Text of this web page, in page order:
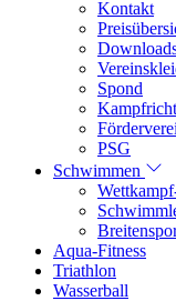
Kontakt
Spond
PSG
Schwimmen
Aqua-Fitness
Triathlon
Wasserball